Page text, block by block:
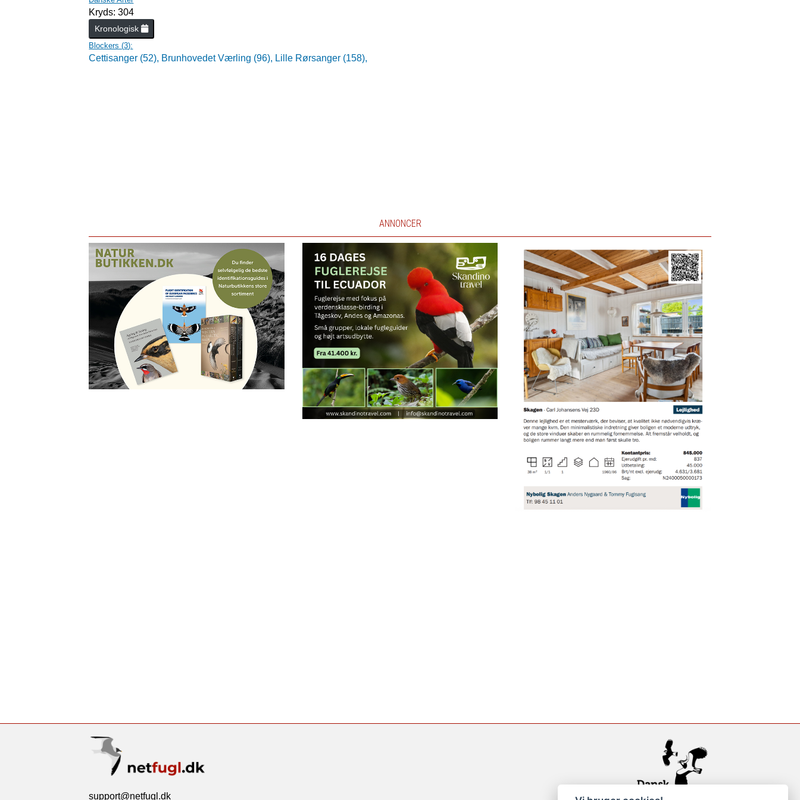
Kryds: 304
Kronologisk
Blockers (3):
Cettisanger (52), Brunhovedet Værling (96), Lille Rørsanger (158),
ANNONCER
support@netfugl.dk